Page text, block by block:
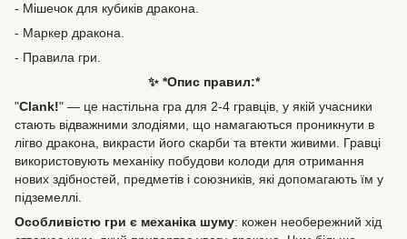
- Мішечок для кубиків дракона.
- Маркер дракона.
- Правила гри.
✨ *Опис правил:*
"Clank!" — це настільна гра для 2-4 гравців, у якій учасники
стають відважними злодіями, що намагаються проникнути в
лігво дракона, викрасти його скарби та втекти живими. Гравці
використовують механіку побудови колоди для отримання
нових здібностей, предметів і союзників, які допомагають їм у
підземеллі.
Особливістю гри є механіка шуму: кожен необережний хід